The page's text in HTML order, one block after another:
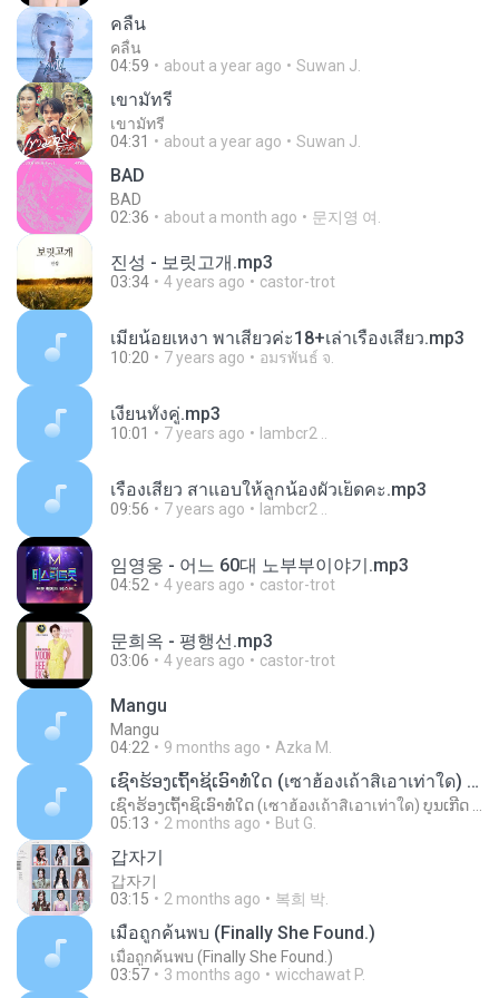
คลื่น
คลื่น
04:59
about a year ago Suwan J.
เขามัทรี
เขามัทรี
04:31
about a year ago Suwan J.
BAD
BAD
02:36
about a month ago 문지영 여.
진성 - 보릿고개.mp3
03:34 4 years ago castor-trot
เมียน้อยเหงา พาเสียวค่ะ18+เล่าเรื่องเสียว.mp3
10:20 7 years ago อมรพันธ์ จ.
เงี่ยนทั้งคู่.mp3
10:01 7 years ago lambcr2 ..
เรื่องเสียว สาแอบให้ลูกน้องผัวเย็ดคะ.mp3
09:56 7 years ago lambcr2 ..
임영웅 - 어느 60대 노부부이야기.mp3
04:52 4 years ago castor-trot
문희옥 - 평행선.mp3
03:06 4 years ago castor-trot
Mangu
Mangu
04:22
9 months ago Azka M.
ເຊົາຮ້ອງເຖົ້າຊິເອົາທໍ່ໃດ (เซาฮ้องเถ้าสิเอาเท่าใด) ບຸນເກີດ ຫນູຫ່ວງ ft. ໂສພາ ຈຸນທະລາ
05:13
2 months ago But G.
갑자기
갑자기
03:15
2 months ago 복희 박.
เมื่อถูกค้นพบ (Finally She Found.)
เมื่อถูกค้นพบ (Finally She Found.)
03:57
3 months ago wicchawat P.